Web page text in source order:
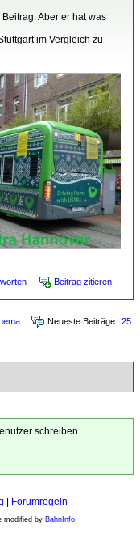
Aber er hat was
im Vergleich zu
Beitrag zitieren
Neueste Beiträge: 25
schreiben.
| Forumregeln
modified by BahnInfo.